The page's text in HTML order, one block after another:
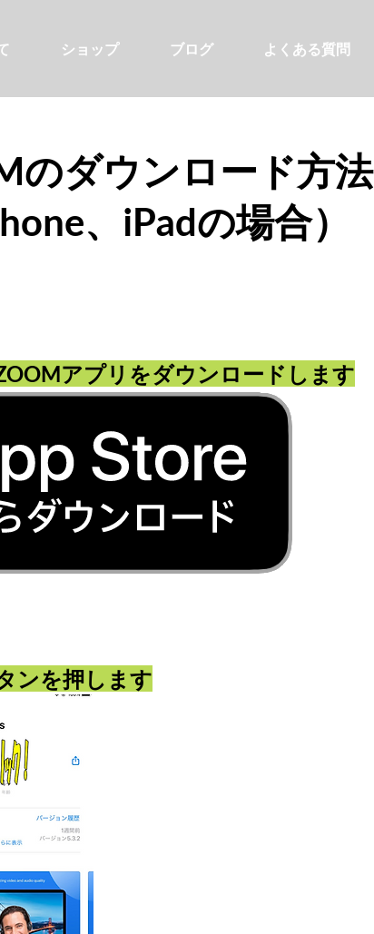
ショップ ブログ よくある質問
のダウンロード方法
、iPadの場合）
アプリをダウンロードします​
ンを押します